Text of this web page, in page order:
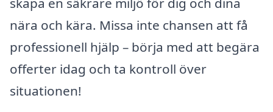
nära och kära. Missa inte chansen att få
professionell hjälp – börja med att begära
offerter idag och ta kontroll över
situationen!